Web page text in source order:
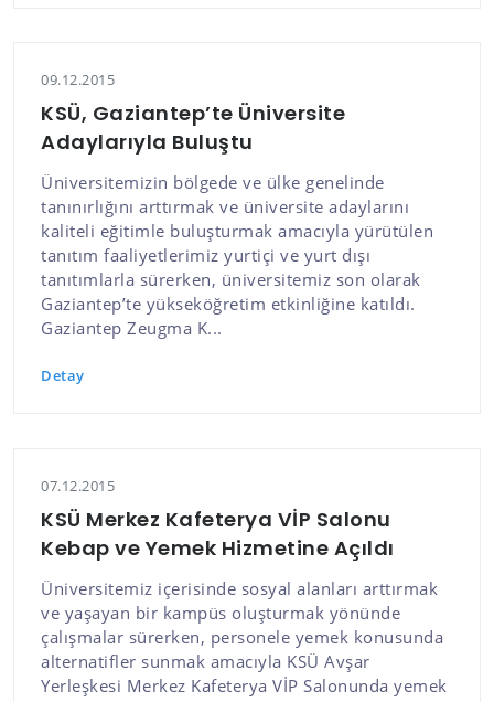
09.12.2015
KSÜ, Gaziantep’te Üniversite
Adaylarıyla Buluştu
Üniversitemizin bölgede ve ülke genelinde
tanınırlığını arttırmak ve üniversite adaylarını
kaliteli eğitimle buluşturmak amacıyla yürütülen
tanıtım faaliyetlerimiz yurtiçi ve yurt dışı
tanıtımlarla sürerken, üniversitemiz son olarak
Gaziantep’te yükseköğretim etkinliğine katıldı.
Gaziantep Zeugma K...
Detay
07.12.2015
KSÜ Merkez Kafeterya VİP Salonu
Kebap ve Yemek Hizmetine Açıldı
Üniversitemiz içerisinde sosyal alanları arttırmak
ve yaşayan bir kampüs oluşturmak yönünde
çalışmalar sürerken, personele yemek konusunda
alternatifler sunmak amacıyla KSÜ Avşar
Yerleşkesi Merkez Kafeterya VİP Salonunda yemek